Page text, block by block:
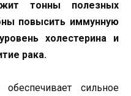
тонны полезных
повысить иммунную
холестерина и
рака.
сильное